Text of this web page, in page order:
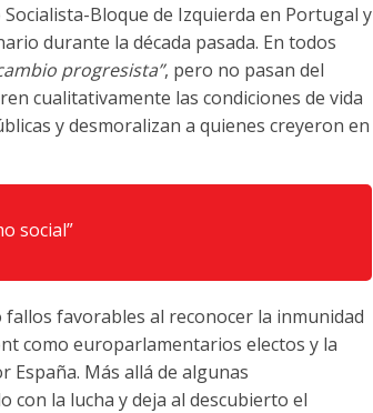
Bloque de Izquierda en Portugal y
durante la década pasada. En todos
progresista”, pero no pasan del
cualitativamente las condiciones de vida
y desmoralizan a quienes creyeron en
social”
favorables al reconocer la inmunidad
como europarlamentarios electos y la
España. Más allá de algunas
con la lucha y deja al descubierto el